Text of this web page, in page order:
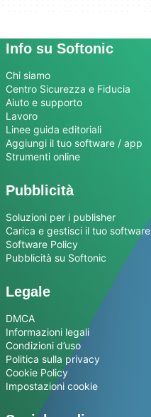
Info su Softonic
Chi siamo
Centro Sicurezza e Fiducia
Aiuto e supporto
Lavoro
Linee guida editoriali
Aggiungi il tuo software / app
Strumenti online
Pubblicità
Soluzioni per i publisher
Carica e gestisci il tuo software
Software Policy
Pubblicità su Softonic
Legale
DMCA
Informazioni legali
Condizioni d’uso
Politica sulla privacy
Cookie Policy
Impostazioni cookie